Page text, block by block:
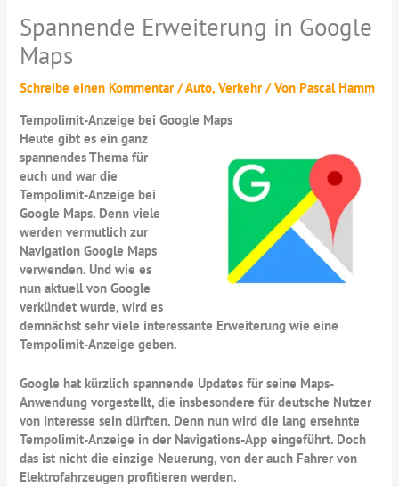
Spannende Erweiterung in Google
Maps
Schreibe einen Kommentar /Auto,Verkehr/ VonPascal Hamm
Tempolimit-Anzeige bei Google Maps
Heute gibt es ein ganz
spannendes Thema für
euch und war die
Tempolimit-Anzeige bei
Google Maps. Denn viele
werden vermutlich zur
Navigation Google Maps
verwenden. Und wie es
nun aktuell von Google
verkündet wurde, wird es
demnächst sehr viele interessante Erweiterung wie eine
Tempolimit-Anzeige geben.
Google hat kürzlich spannende Updates für seine Maps-
Anwendung vorgestellt, die insbesondere für deutsche Nutzer
von Interesse sein dürften. Denn nun wird die lang ersehnte
Tempolimit-Anzeige in der Navigations-App eingeführt. Doch
das ist nicht die einzige Neuerung, von der auch Fahrer von
Elektrofahrzeugen profitieren werden.